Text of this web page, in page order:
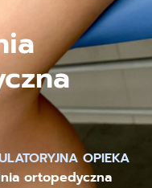
OPIEKA
ortopedyczna